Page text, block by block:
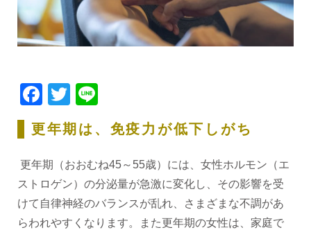
Facebook
Twitter
更年期は、免疫力が低下しがち
更年期（おおむね45～55歳）には、女性ホルモン（エ
ストロゲン）の分泌量が急激に変化し、その影響を受
けて自律神経のバランスが乱れ、さまざまな不調があ
らわれやすくなります。また更年期の女性は、家庭で